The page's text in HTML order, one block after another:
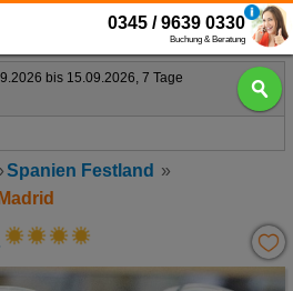
0345 / 9639 0330
Buchung & Beratung
bis 15.09.2026, 7 Tage
Spanien Festland
Madrid